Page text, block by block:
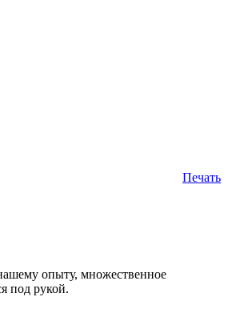
Печать
опыту, множественное
под рукой.